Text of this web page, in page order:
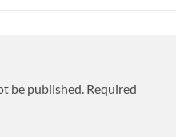
be published. Required